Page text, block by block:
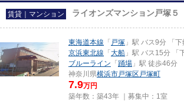
賃貸｜マンション ライオンズマンション戸塚５
東海道本線 「 戸塚 」駅 バス9分 「
京浜東北線 「 大船 」駅 バス15分 「
ブルーライン 「 踊場 」駅 徒歩46分
神奈川県横浜市戸塚区 戸塚町
7.9万円
築年数：築43年 ｜募集中： 1室